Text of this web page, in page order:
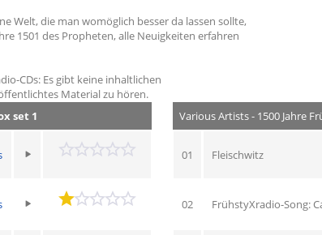
Welt, die man womöglich besser da lassen sollte,
1501 des Propheten, alle Neuigkeiten erfahren
CDs: Es gibt keine inhaltlichen
Material zu hören.
set 1 Various Artists - 1500 Jahre
01 Fleischwitz
02 FrühstyXradio-Song: